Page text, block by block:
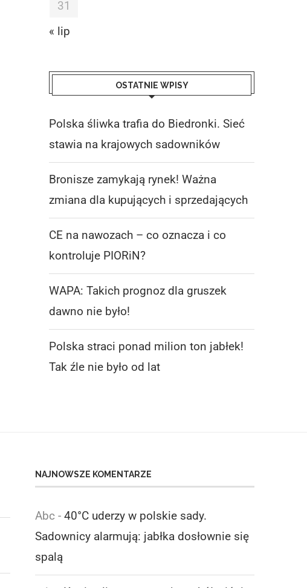
31
« lip
OSTATNIE WPISY
Polska śliwka trafia do Biedronki. Sieć
stawia na krajowych sadowników
Bronisze zamykają rynek! Ważna
zmiana dla kupujących i sprzedających
CE na nawozach – co oznacza i co
kontroluje PIORiN?
WAPA: Takich prognoz dla gruszek
dawno nie było!
Polska straci ponad milion ton jabłek!
Tak źle nie było od lat
NAJNOWSZE KOMENTARZE
Abc -40°C uderzy w polskie sady.
Sadownicy alarmują: jabłka dosłownie się
spalą